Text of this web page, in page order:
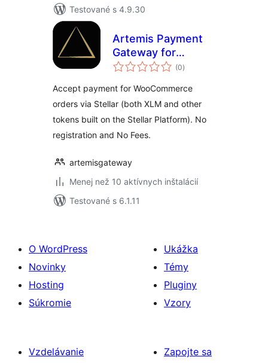
Testované s 4.9.30
Artemis Payment
Gateway for
WooCommerce
(0celkové
hodnotenie
)
Accept payment for WooCommerce
orders via Stellar (both XLM and other
tokens built on the Stellar Platform). No
registration and No Fees.
artemisgateway
Menej než 10 aktívnych inštalácií
Testované s 6.1.11
O WordPress
Novinky
Hosting
Súkromie
Ukážka
Témy
Pluginy
Vzory
Vzdelávanie
Zapojte sa